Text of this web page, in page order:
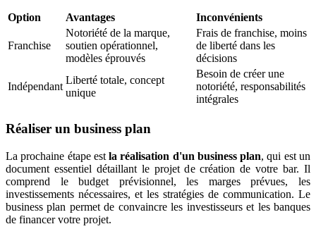
Option Avantages Inconvénients
Franchise
Notoriété de la marque,
soutien opérationnel,
modèles éprouvés
Frais de franchise, moins
de liberté dans les
décisions
Indépendant
Liberté totale, concept
unique
Besoin de créer une
notoriété, responsabilités
intégrales
Réaliser un business plan
La prochaine étape estla réalisation d'un business plan, qui est un
document essentiel détaillant le projet de création de votre bar. Il
comprend le budget prévisionnel, les marges prévues, les
investissements nécessaires, et les stratégies de communication. Le
business plan permet de convaincre les investisseurs et les banques
de financer votre projet.